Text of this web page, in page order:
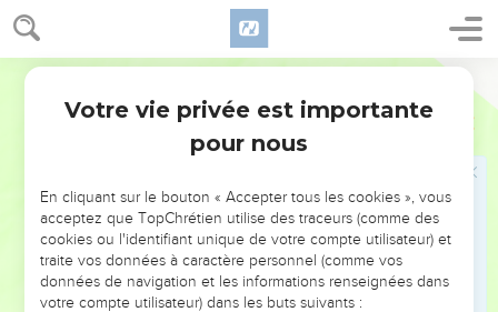
2 Rois 17
leurs propres prescriptions et règles, ni à la loi et aux
commandements donnés par l'Eternel aux descendants de
Jacob, celui qu'il a appelé Israël.
L'Eternel avait fait alliance avec eux, il leur avait donné cet
ordre : « Vous ne craindrez pas d'autres dieux, vous ne les
adorerez pas, vous ne les servirez pas et vous ne leur offrirez
Mais l'Eternel qui vous a fait sortir d'Egypte avec une
grande puissance et avec force, c'est lui que vous craindrez,
c'est lui que vous adorerez, c'est à lui que vous offrirez des
sacrifices.
Votre vie privée est importante
pour nous
En cliquant sur le bouton « Accepter tous les cookies », vous
acceptez que TopChrétien utilise des traceurs (comme des
cookies ou l'identifiant unique de votre compte utilisateur) et
traite vos données à caractère personnel (comme vos
données de navigation et les informations renseignées dans
votre compte utilisateur) dans les buts suivants :